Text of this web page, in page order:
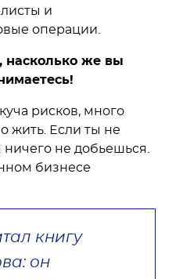
и
операции.
же вы
рисков, много
жить. Если ты не
не добьешься.
бизнесе
книгу
он